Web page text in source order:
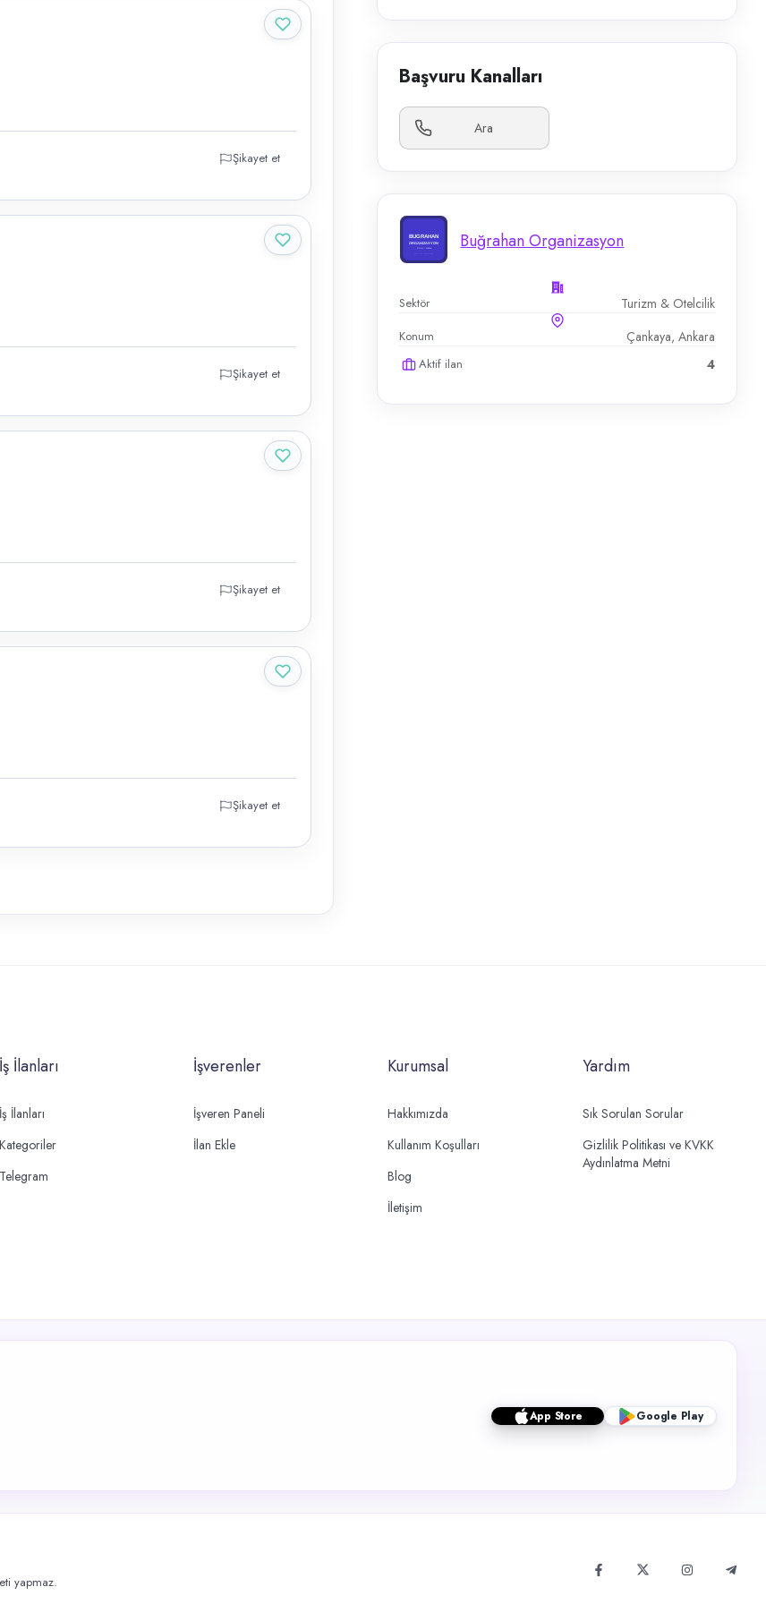
Başvuru Kanalları
Ara
Buğrahan Organizasyon
Sektör Turizm & Otelcilik
Konum Çankaya, Ankara
Aktif ilan 4
Şikayet et
Şikayet et
Şikayet et
Şikayet et
İş İlanları
İş İlanları
Kategoriler
Telegram
İşverenler
İşveren Paneli
İlan Ekle
Kurumsal
Hakkımızda
Kullanım Koşulları
Blog
İletişim
Yardım
Sık Sorulan Sorular
Gizlilik Politikası ve KVKK
Aydınlatma Metni
App Store Google Play
yapmaz.